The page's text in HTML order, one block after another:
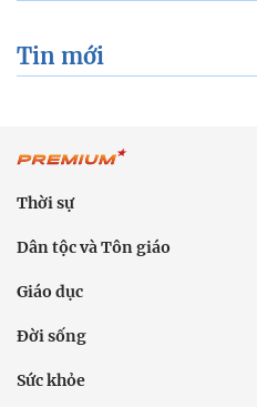
Tin mới
Thời sự
Dân tộc và Tôn giáo
Giáo dục
Đời sống
Sức khỏe